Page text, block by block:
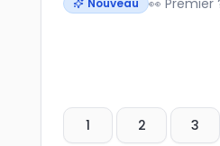
internationale des
Nouveau 👀 Premier
1 2 3